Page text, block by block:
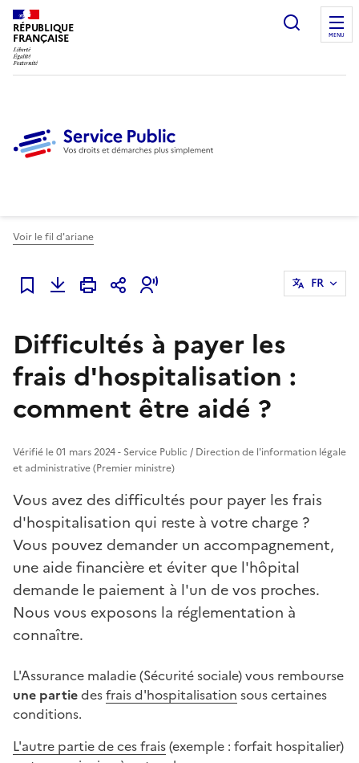
RÉPUBLIQUE
FRANÇAISE
Ouvrir
MENU
Voir le fil d'ariane
Ajouter à mes favoris
FR
Difficultés à payer les
frais d'hospitalisation :
comment être aidé ?
Vérifié le 01 mars 2024 - Service Public / Direction de l'information légale
et administrative (Premier ministre)
Vous avez des difficultés pour payer les frais
d'hospitalisation qui reste à votre charge ?
Vous pouvez demander un accompagnement,
une aide financière et éviter que l'hôpital
demande le paiement à l'un de vos proches.
Nous vous exposons la réglementation à
connaître.
L'Assurance maladie (Sécurité sociale) vous rembourse
une partiedesfrais d'hospitalisation sous certaines
conditions.
L'autre partie de ces frais(exemple : forfait hospitalier)